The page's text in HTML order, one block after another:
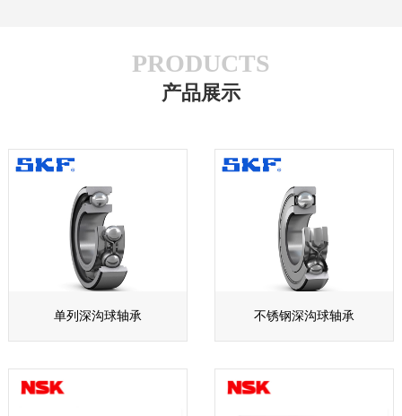
PRODUCTS
产品展示
单列深沟球轴承 不锈钢深沟球轴承